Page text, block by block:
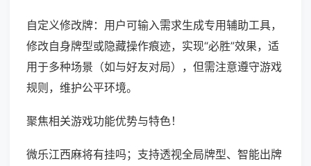
自定义修改牌：用户可输入需求生成专用辅助工具，
修改自身牌型或隐藏操作痕迹，实现“必胜”效果，适
用于多种场景（如与好友对局），但需注意遵守游戏
规则，维护公平环境。
聚焦相关游戏功能优势与特色！
微乐江西麻将有挂吗；支持透视全局牌型、智能出牌